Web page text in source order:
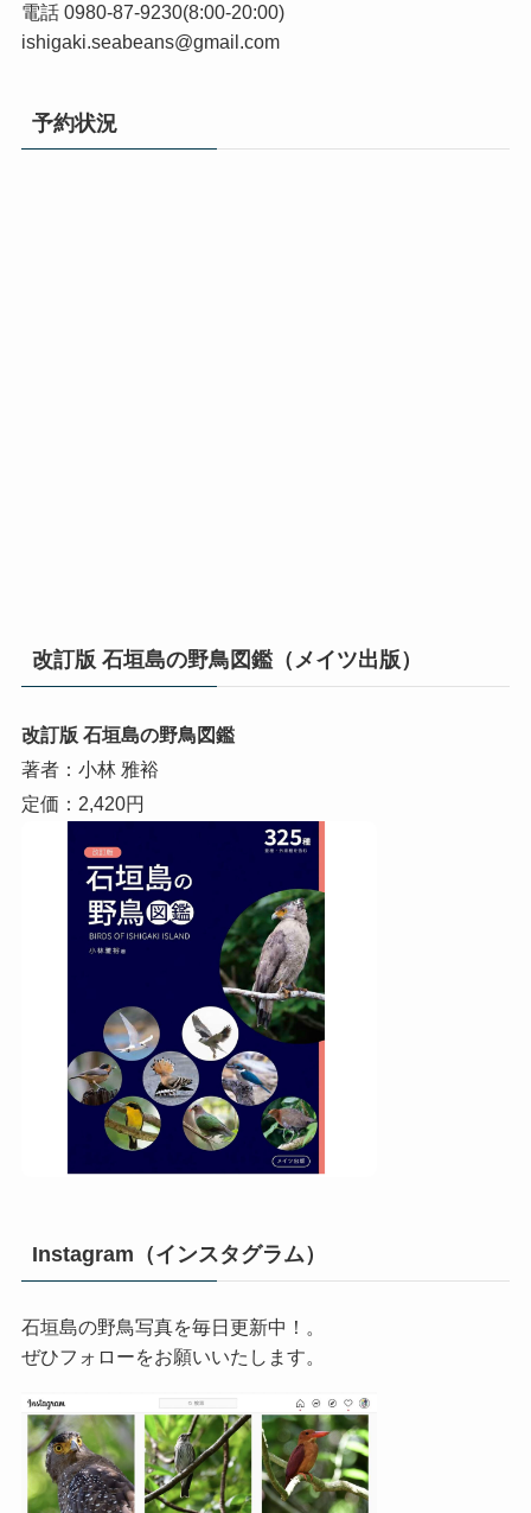
電話 0980-87-9230(8:00-20:00)
ishigaki.seabeans@gmail.com
予約状況
改訂版 石垣島の野鳥図鑑（メイツ出版）
改訂版 石垣島の野鳥図鑑
著者：小林 雅裕
定価：2,420円
Instagram（インスタグラム）
石垣島の野鳥写真を毎日更新中！。
ぜひフォローをお願いいたします。